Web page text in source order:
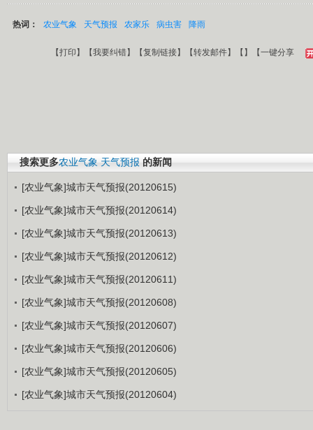
热词： 农业气象 天气预报 农家乐 病虫害 降雨
【打印 】【我要纠错】【复制链接】【转发邮件】【 】 【一键分享
搜索更多农业气象 天气预报 的新闻
[农业气象]城市天气预报(20120615)
[农业气象]城市天气预报(20120614)
[农业气象]城市天气预报(20120613)
[农业气象]城市天气预报(20120612)
[农业气象]城市天气预报(20120611)
[农业气象]城市天气预报(20120608)
[农业气象]城市天气预报(20120607)
[农业气象]城市天气预报(20120606)
[农业气象]城市天气预报(20120605)
[农业气象]城市天气预报(20120604)